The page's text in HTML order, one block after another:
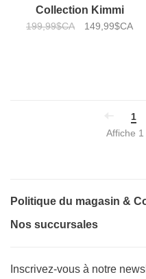
Collection Kimmi
199,99$CA 149,99$CA
1
Affiche
Politique du magasin &
Nos succursales
Inscrivez-vous à notre